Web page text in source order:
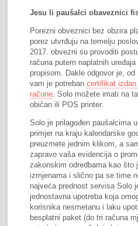
Jesu li paušalci obaveznici
Porezni obveznici bez obzira
porez utvrđuju na temelju
2017. obvezni su provoditi
računa putem naplatnih
propisom. Dakle odgovor je,
vam je potrebancertifikat izdan
račune. Solo možete imati na
običan ili POS printer.
Solo je prilagođen paušalcima
primjer na kraju kalendarske
preuzmete jednim klikom, a
zapravo vaša evidencija o
zakonskim odredbama kao što
izmjenama i slično pa se time
najveća prednost servisa Solo
jednostavna upotreba koja
korisnika nesmetanu i laku
besplatni paket (do tri računa